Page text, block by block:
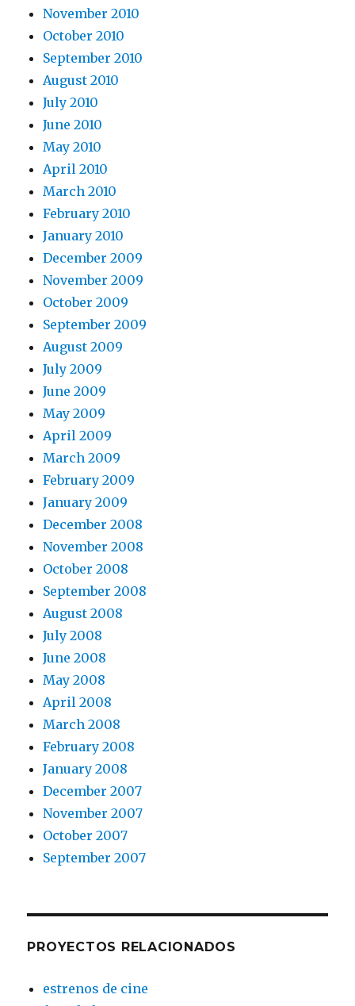
November 2010
October 2010
September 2010
August 2010
July 2010
June 2010
May 2010
April 2010
March 2010
February 2010
January 2010
December 2009
November 2009
October 2009
September 2009
August 2009
July 2009
June 2009
May 2009
April 2009
March 2009
February 2009
January 2009
December 2008
November 2008
October 2008
September 2008
August 2008
July 2008
June 2008
May 2008
April 2008
March 2008
February 2008
January 2008
December 2007
November 2007
October 2007
September 2007
PROYECTOS RELACIONADOS
estrenos de cine